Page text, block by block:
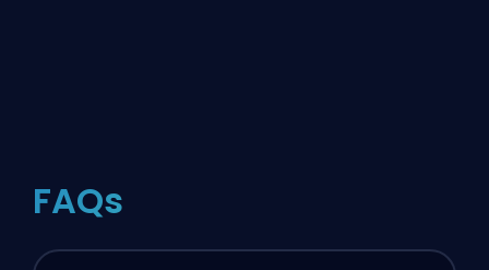
FAQs